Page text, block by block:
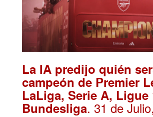
La IA predijo quién
campeón de Premier
LaLiga, Serie A, Ligue
Bundesliga. 31 de